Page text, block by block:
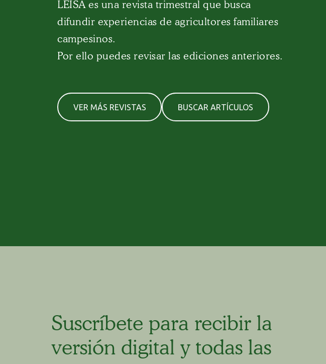
LEISA es una revista trimestral que busca
difundir experiencias de agricultores familiares
campesinos.
Por ello puedes revisar las ediciones anteriores.
VER MÁS REVISTAS BUSCAR ARTÍCULOS
Suscríbete para recibir la
versión digital y todas las